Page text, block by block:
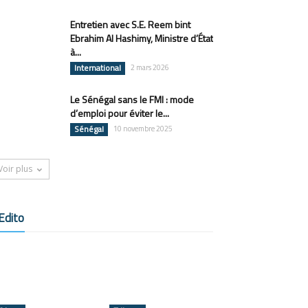
Entretien avec S.E. Reem bint
Ebrahim Al Hashimy, Ministre d’État
à...
International 2 mars 2026
Le Sénégal sans le FMI : mode
d’emploi pour éviter le...
Sénégal 10 novembre 2025
plus